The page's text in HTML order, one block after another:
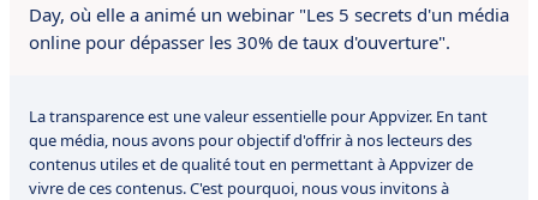
Day, où elle a animé un webinar "Les 5 secrets d'un média
online pour dépasser les 30% de taux d'ouverture".
La transparence est une valeur essentielle pour Appvizer. En tant
que média, nous avons pour objectif d'offrir à nos lecteurs des
contenus utiles et de qualité tout en permettant à Appvizer de
vivre de ces contenus. C'est pourquoi, nous vous invitons à